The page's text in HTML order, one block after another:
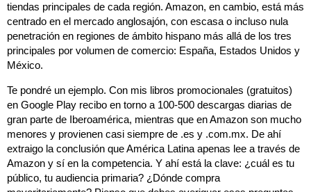
tiendas principales de cada región. Amazon, en cambio, está más
centrado en el mercado anglosajón, con escasa o incluso nula
penetración en regiones de ámbito hispano más allá de los tres
principales por volumen de comercio: España, Estados Unidos y
México.
Te pondré un ejemplo. Con mis libros promocionales (gratuitos)
en Google Play recibo en torno a 100-500 descargas diarias de
gran parte de Iberoamérica, mientras que en Amazon son mucho
menores y provienen casi siempre de .es y .com.mx. De ahí
extraigo la conclusión que América Latina apenas lee a través de
Amazon y sí en la competencia. Y ahí está la clave: ¿cuál es tu
público, tu audiencia primaria? ¿Dónde compra